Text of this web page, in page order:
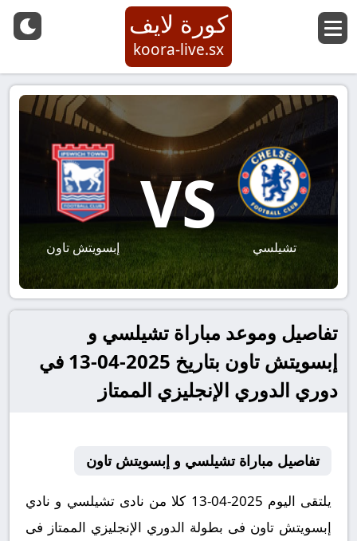
كورة لايف
koora-live.sx
تشيلسي
VS
إبسويتش تاون
تفاصيل وموعد مباراة تشيلسي و
إبسويتش تاون بتاريخ 2025-04-13 في
دوري الدوري الإنجليزي الممتاز
تفاصيل مباراة تشيلسي و إبسويتش تاون
يلتقى اليوم 2025-04-13 كلا من نادى تشيلسي و نادي
إبسويتش تاون فى بطولة الدوري الإنجليزي الممتاز فى